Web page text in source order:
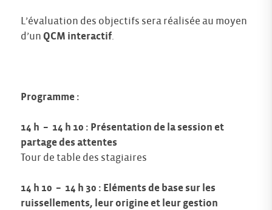
L’évaluation des objectifs sera réalisée au moyen
d’un QCM interactif.
Programme :
14 h – 14 h 10 : Présentation de la session et
partage des attentes
Tour de table des stagiaires
14 h 10 – 14 h 30 : Eléments de base sur les
ruissellements, leur origine et leur gestion